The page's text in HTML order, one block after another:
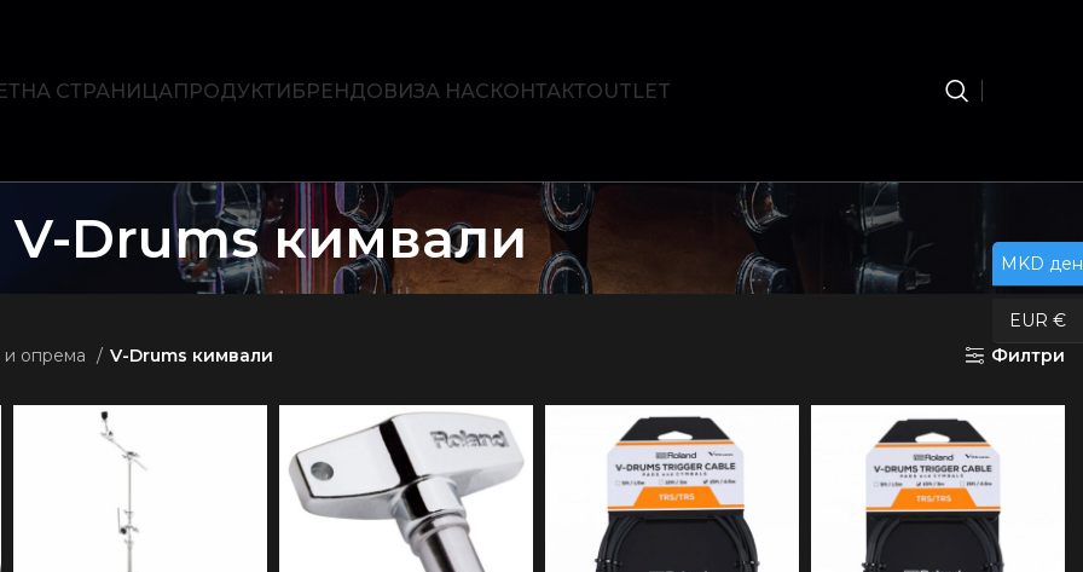
СТРАНИЦАПРОДУКТИБРЕНДОВИЗА НАСКОНТАКТOUTLET
V-Drums кимвали
и опрема V-Drums кимвали Филтри
MKD ден
EUR €